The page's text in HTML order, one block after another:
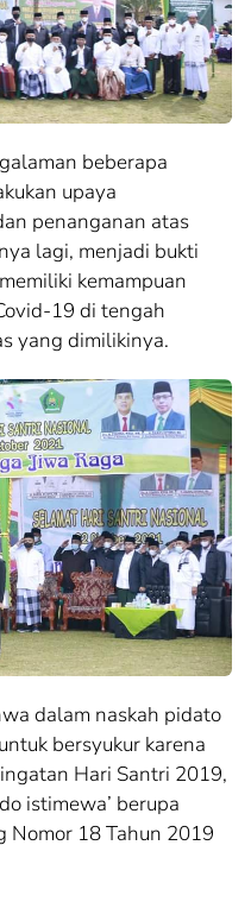
beberapa
upaya
penanganan atas
lagi, menjadi bukti
kemampuan
19 di tengah
yang dimilikinya.
dalam naskah pidato
bersyukur karena
Hari Santri 2019,
istimewa’ berupa
Nomor 18 Tahun 2019